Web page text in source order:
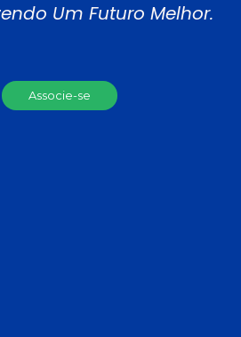
Um Futuro Melhor.
Associe-se